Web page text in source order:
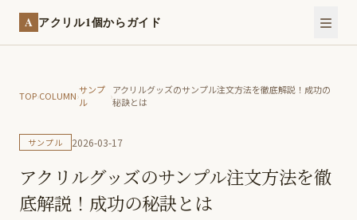
A アクリル1個からガイド
TOP›COLUMN›サンプ
ル
›アクリルグッズのサンプル注文方法を徹底解説！成功の
秘訣とは
サンプル 2026-03-17
アクリルグッズのサンプル注文方法を徹
底解説！成功の秘訣とは